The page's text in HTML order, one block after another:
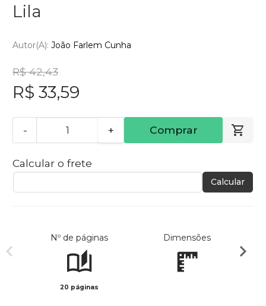
Lila
Autor(a): João Farlem Cunha
R$ 42,43
R$ 33,59
- + Comprar
Calcular o frete
Calcular
Nº de páginas
20 páginas
Dimensões